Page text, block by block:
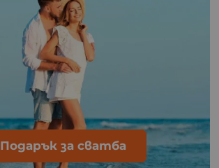
Подарък за сватба